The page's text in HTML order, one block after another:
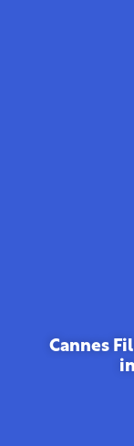
Cannes